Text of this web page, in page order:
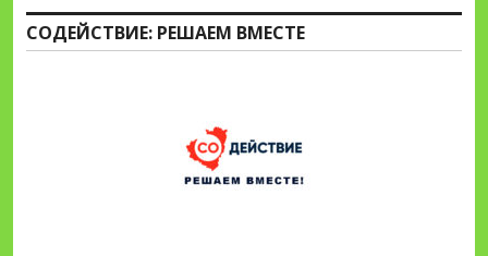
СОДЕЙСТВИЕ: РЕШАЕМ ВМЕСТЕ